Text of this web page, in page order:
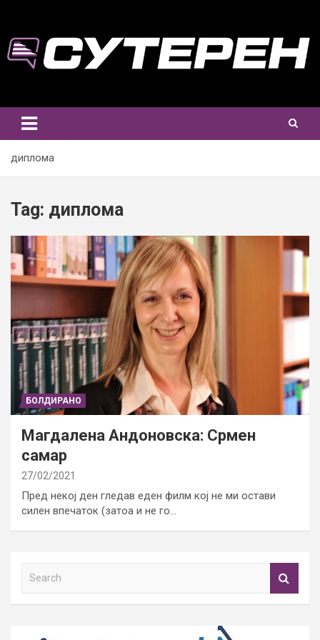
content
диплома
Tag: диплома
БОЛДИРАНО
Магдалена Андоновска: Срмен
самар
27/02/2021
Пред некој ден гледав еден филм кој не ми остави
силен впечаток (затоа и не го…